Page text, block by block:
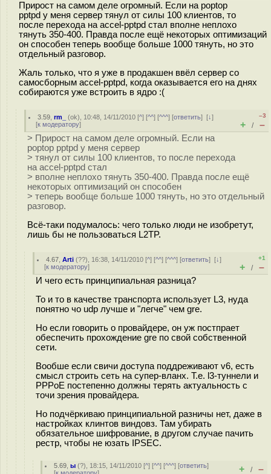
Прирост на самом деле огромный. Если на poptop
pptpd у меня сервер тянул от силы 100 клиентов, то
после перехода на accel-pptpd стал вполне неплохо
тянуть 350-400. Правда после ещё некоторых оптимизаций
он способен теперь вообще больше 1000 тянуть, но это
отдельный разговор.
Жаль только, что я уже в продакшен ввёл сервер со
самосборным accel-pptpd, когда оказывается его на днях
собираются уже встроить в ядро :(
3.59 ,rm_ (ok), 10:48, 14/11/2010 [^] [^^] [^^^] [ответить][↓]
[к модератору]
–3
+ / –
> Прирост на самом деле огромный. Если на
poptop pptpd у меня сервер
> тянул от силы 100 клиентов, то после перехода
на accel-pptpd стал
> вполне неплохо тянуть 350-400. Правда после ещё
некоторых оптимизаций он способен
> теперь вообще больше 1000 тянуть, но это отдельный
разговор.
Всё-таки подумалось: чего только люди не изобретут,
лишь бы не пользоваться L2TP.
4.67 ,Arti (??), 16:38, 14/11/2010 [^] [^^] [^^^] [ответить][↓]
[к модератору]
+1
+ / –
И чего есть принципиальная разница?
То и то в качестве транспорта использует L3, нуда
понятно чо udp лучше и "легче" чем gre.
Но если говорить о провайдере, он уж постпрает
обеспечить прохождение gre по свой собственной
сети.
Вообше если свичи доступа поддреживают v6, есть
смысл строить сеть на супер-вланх. Т.е. l3-туннели и
PPPoE постепенно должны терять актуальность с
точи зрения провайдера.
Но подчёркиваю принципиальной разничы нет, даже в
настройках клинтов виндовз. Там убирать
обязательное шифрование, в другом случае пачить
рестр, чтобы не юзать IPSEC.
5.69 ,ы (?), 18:15, 14/11/2010 [^] [^^] [^^^] [ответить]
+ / –